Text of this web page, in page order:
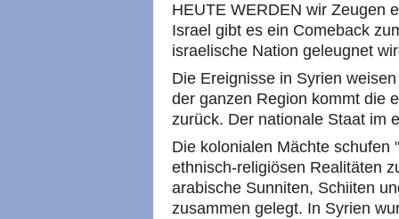
HEUTE WERDEN wir Zeugen
Israel gibt es ein Comeback
israelische Nation geleugnet
Die Ereignisse in Syrien
der ganzen Region kommt die
zurück. Der nationale Staat im
Die kolonialen Mächte schufen
ethnisch-religiösen Realitäten
arabische Sunniten, Schiiten
zusammen gelegt. In Syrien